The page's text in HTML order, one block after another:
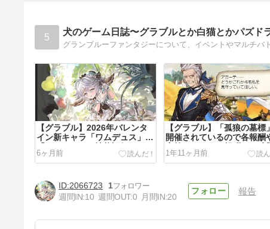
5 犬のゲーム日誌〜グラブルとか白猫とかパズド
グランブルーファンタジーについて、イベントやマルチバ
【グラブル】2026年バレンタ
イン新キャラ「ワムデュス」
「ガウェイン」性能評価とイラ
スト大解剖！引くべき？
6ヶ月前
【グラブル】「孤狼の墓標
開催されているので各報酬
容等のまとめ。報酬には武器
「焚身怨甲」や、「2024年
イベントSSレア確定チケッ
の贈り物｣等。（2024年8月
シナリオイベント）
1年11ヶ月前
2066723
1
週間IN:10 週間OUT:0 月間IN:20
報告